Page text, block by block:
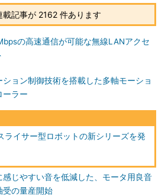
載記事が 2162 件あります
の高速通信が可能な無線LANアクセ
ション制御技術を搭載した多軸モーショ
ーラー
ライサー型ロボットの新シリーズを発
感じやすい音を低減した、モータ用良音
受の量産開始